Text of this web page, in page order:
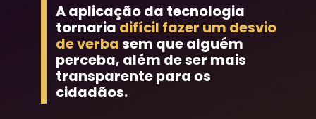
A aplicação da tecnologia
tornaria difícil fazer um desvio
de verba sem que alguém
perceba, além de ser mais
transparente para os
cidadãos.